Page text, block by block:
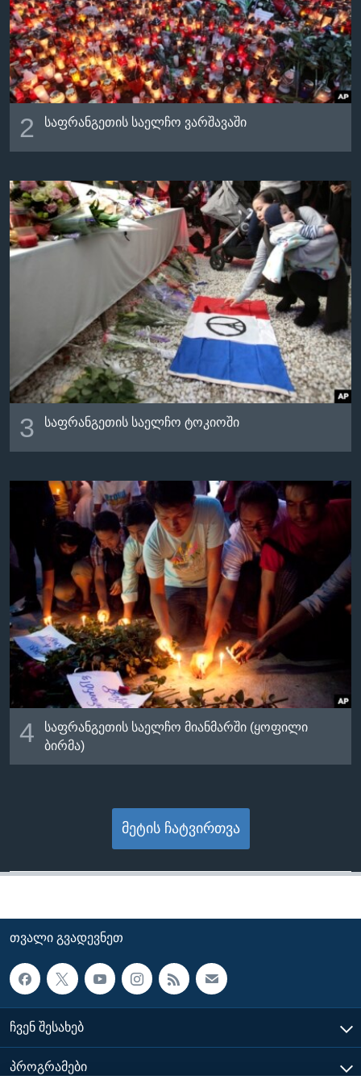
2 საფრანგეთის საელჩო ვარშავაში
3 საფრანგეთის საელჩო ტოკიოში
4
საფრანგეთის საელჩო მიანმარში (ყოფილი
ბირმა)
მეტის ჩატვირთვა
ᲗᲕᲐᲚᲘ ᲒᲕᲐᲓᲔᲕᲜᲔᲗ
ᲩᲕᲔᲜ ᲨᲔᲡᲐᲮᲔᲑ
ᲞᲠᲝᲒᲠᲐᲛᲔᲑᲘ